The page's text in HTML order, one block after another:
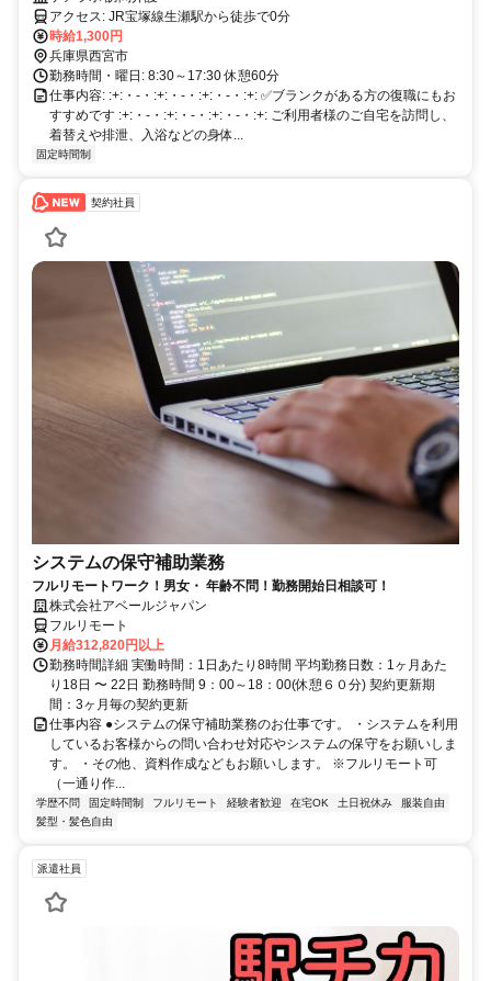
アクセス: JR宝塚線生瀬駅から徒歩で0分
時給1,300円
兵庫県西宮市
勤務時間・曜日: 8:30～17:30 休憩60分
仕事内容: :+:・-・:+:・-・:+:・-・:+: ✅ブランクがある方の復職にもお
すすめです :+:・-・:+:・-・:+:・-・:+: ご利用者様のご自宅を訪問し、
着替えや排泄、入浴などの身体...
固定時間制
契約社員
システムの保守補助業務
フルリモートワーク！男女・ 年齢不問！勤務開始日相談可！
株式会社アベールジャパン
フルリモート
月給312,820円以上
勤務時間詳細 実働時間：1日あたり8時間 平均勤務日数：1ヶ月あた
り18日 〜 22日 勤務時間 9：00～18：00(休憩６０分) 契約更新期
間：3ヶ月毎の契約更新
仕事内容 ●システムの保守補助業務のお仕事です。 ・システムを利用
しているお客様からの問い合わせ対応やシステムの保守をお願いしま
す。 ・その他、資料作成などもお願いします。 ※フルリモート可
（一通り作...
学歴不問 固定時間制 フルリモート 経験者歓迎 在宅OK 土日祝休み
服装自由
髪型・髪色自由
派遣社員